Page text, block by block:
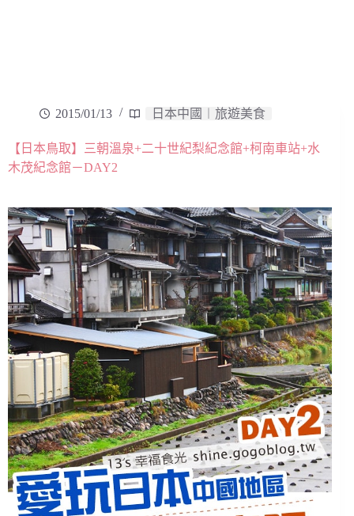
2015/01/13 日本中國︱旅遊美食
【日本鳥取】三朝溫泉+二十世紀梨紀念館+柯南車站+水
木茂紀念館－DAY2